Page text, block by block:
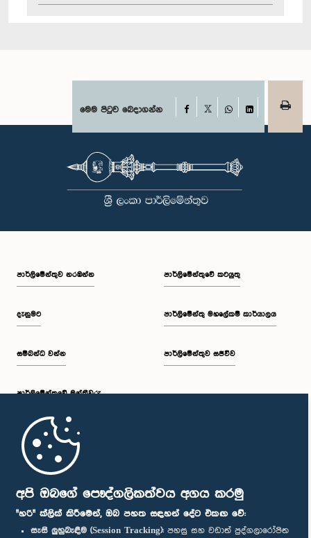
අපි ඔබගේ පෞද්ගලිකත්වය අගය කරමු
"හරි" ක්ලික් කිරීමෙන්, ඔබ පහත සඳහන් දේට එකඟ වේ:
සැසි ලුහුබැඳීම (Session Tracking): පහසු සහ වඩාත් පුද්ගලාරෝපිත
මෙම පිටුව බෙදාගන්න Facebook
WhatsAppLinkedIn
පාර්ලි‌මේන්තුව නරඹන්න
දැනුමට
සම්බන්ධ වන්න
පාර්ලි‌මේන්තුවේ මන්ත්‍රීවරු
මුල් පිටුව
පාර්ලිමේන්තුවේ කටයුතු
පාර්ලිමේන්තු මහලේකම් කාර්යාලය
පාර්ලිමේන්තුව සජීවීව
පාර්ලිමේන්තු ජංගම යෙදුම